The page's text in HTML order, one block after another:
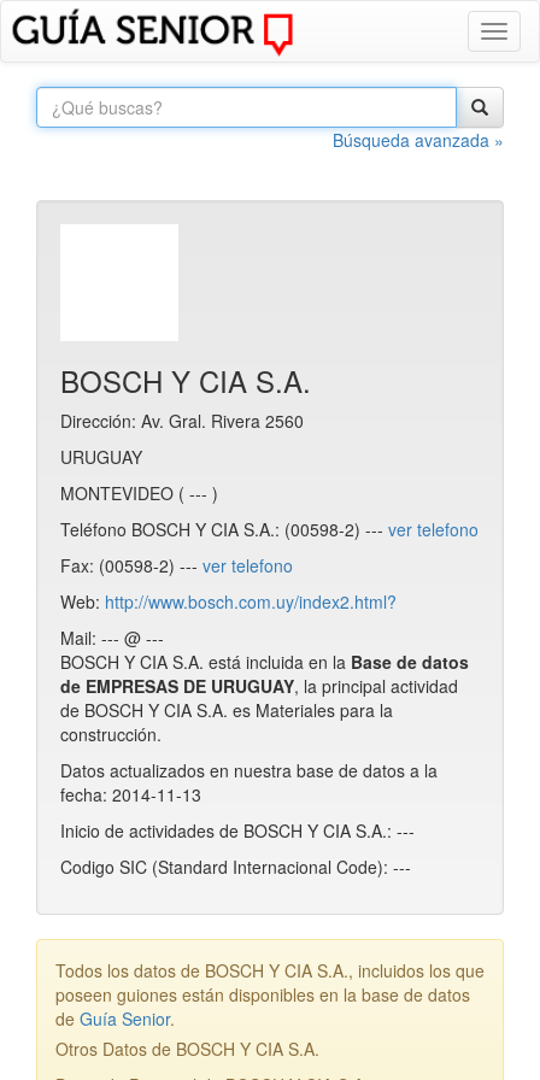
Búsqueda avanzada »
BOSCH Y CIA S.A.
Dirección: Av. Gral. Rivera 2560
URUGUAY
MONTEVIDEO ( --- )
Teléfono BOSCH Y CIA S.A.: (00598-2) --- ver telefono
Fax: (00598-2) --- ver telefono
Web: http://www.bosch.com.uy/index2.html?
Mail: --- @ ---
BOSCH Y CIA S.A. está incluida en la Base de datos
de EMPRESAS DE URUGUAY, la principal actividad
de BOSCH Y CIA S.A. es Materiales para la
construcción.
Datos actualizados en nuestra base de datos a la
fecha: 2014-11-13
Inicio de actividades de BOSCH Y CIA S.A.: ---
Codigo SIC (Standard Internacional Code): ---
Todos los datos de BOSCH Y CIA S.A., incluidos los que
poseen guiones están disponibles en la base de datos
de Guía Senior.
Otros Datos de BOSCH Y CIA S.A.